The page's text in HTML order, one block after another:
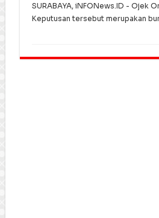
SURABAYA, iNFONews.ID - Ojek
Keputusan tersebut merupakan